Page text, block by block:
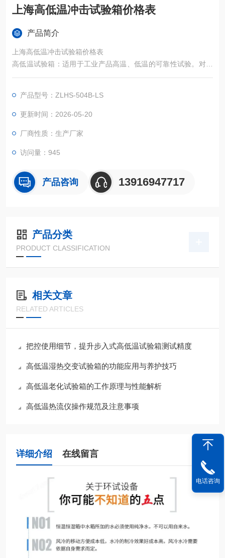
上海高低温冲击试验箱价格表
产品简介
上海高低温冲击试验箱价格表
高低温试验箱：适用于工业产品高温、低温的可靠性试验。对电
子电工、汽车摩托、航空航天、船舶兵器、高等院校、科研单位
况下，检验其各项性能指标。
产品型号：ZLHS-504B-LS
更新时间：2026-05-20
厂商性质：生产厂家
访问量：945
产品咨询 13916947717
产品分类
PRODUCT CLASSIFICATION
相关文章
RELATED ARTICLES
把控使用细节，提升步入式高低温试验箱测试精度
高低温湿热交变试验箱的功能应用与养护技巧
高低温老化试验箱的工作原理与性能解析
高低温热流仪操作规范及注意事项
详细介绍 在线留言
电话咨询